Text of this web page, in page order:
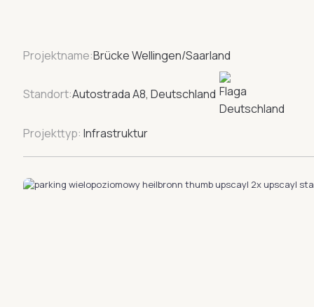
Projektname:Brücke Wellingen/Saarland
Standort:Autostrada A8, Deutschland
Projekttyp: Infrastruktur